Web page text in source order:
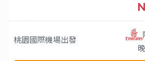
桃園國際機場出發